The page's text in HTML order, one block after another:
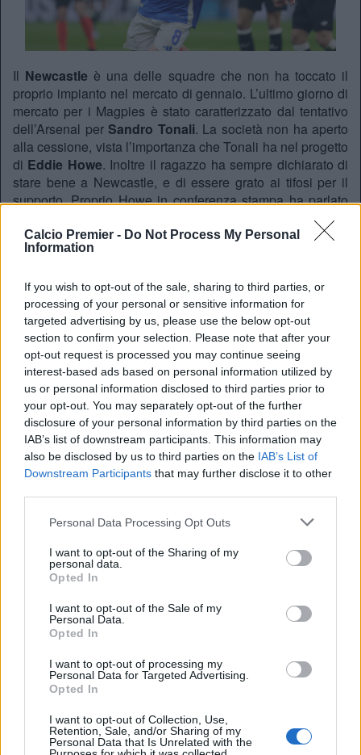
Calcio Premier - Do Not Process My Personal
Information
If you wish to opt-out of the sale, sharing to third parties, or
processing of your personal or sensitive information for
targeted advertising by us, please use the below opt-out
section to confirm your selection. Please note that after your
opt-out request is processed you may continue seeing
interest-based ads based on personal information utilized by
us or personal information disclosed to third parties prior to
your opt-out. You may separately opt-out of the further
disclosure of your personal information by third parties on the
IAB’s list of downstream participants. This information may
also be disclosed by us to third parties on the IAB’s List of
Downstream Participants that may further disclose it to other
Personal Data Processing Opt Outs
I want to opt-out of the Sharing of my
personal data.
Opted In
I want to opt-out of the Sale of my
Personal Data.
Opted In
I want to opt-out of processing my
Personal Data for Targeted Advertising.
Opted In
I want to opt-out of Collection, Use,
Retention, Sale, and/or Sharing of my
Personal Data that Is Unrelated with the
Il Newcastle è una delle squadre che non ha toccato il
proprio impianto nel mercato di gennaio. L’ultimo giorno di
mercato per i Magpies è stato caratterizzato dal tentativo
dell’Arsenal per Sandro Tonali. La società non ha aperto
alla cessione, vista l’importanza che Tonali ha nel progetto
di Eddie Howe. Inoltre il ragazzo ha sempre dichiarato di
stare bene a Newcastle, e di essere grato ai tifosi per il
supporto. Proprio Howe in conferenza stampa ha parlato
COMPARED: Mikel Merino vs. Sandro Tonali per 90
pic.twitter.com/Mb1wbJA76M
— Squawka (@Squawka)February 2, 2026
Le sue parole
Il suo unico obiettivo era ilManchester City e cercare
di vincere quella partita, quindi non c’è assolutamente
alcun problema con Sandro.È molto felice e impegnato,
quindi trovo difficile parlare di cose di cui non so molto.
Posso parlare solo di Sandro come persona e giocatore, e
del suo atteggiamento attuale. Dopo aver parlato con lui
Stadio:St James' Park (52.405
Città:Newcastle upon Tyne